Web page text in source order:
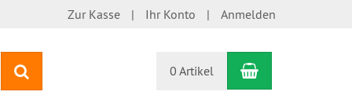
Zur Kasse Ihr Konto Anmelden
0 Artikel Warenkorb